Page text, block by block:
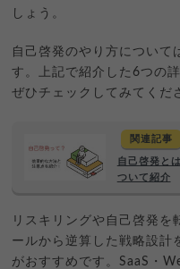
しょう。
自己啓発のやり方について
す。上記で紹介した6つの
ぜひチェックしてみてくだ
関連記事
自己啓発と
ついて紹介
リスキリングや自己啓発を
ールから逆算した戦略設計
がおすすめです。SaaS・